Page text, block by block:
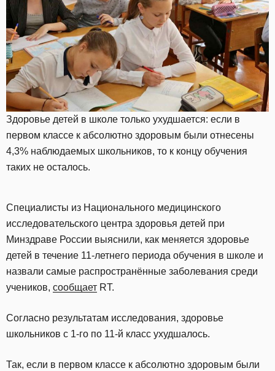
Здоровье детей в школе только ухудшается: если в
первом классе к абсолютно здоровым были отнесены
4,3% наблюдаемых школьников, то к концу обучения
таких не осталось.
Специалисты из Национального медицинского
исследовательского центра здоровья детей при
Минздраве России выяснили, как меняется здоровье
детей в течение 11-летнего периода обучения в школе и
назвали самые распространённые заболевания среди
учеников, сообщает RT.
Согласно результатам исследования, здоровье
школьников с 1-го по 11-й класс ухудшалось.
Так, если в первом классе к абсолютно здоровым были